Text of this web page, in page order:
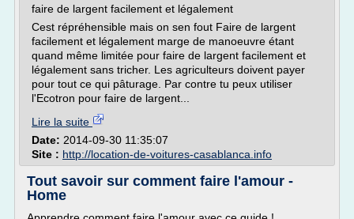
faire de largent facilement et légalement
Cest répréhensible mais on sen fout Faire de largent
facilement et légalement marge de manoeuvre étant
quand même limitée pour faire de largent facilement et
légalement sans tricher. Les agriculteurs doivent payer
pour tout ce qui pâturage. Par contre tu peux utiliser
l'Ecotron pour faire de largent...
Lire la suite
Date: 2014-09-30 11:35:07
Site : http://location-de-voitures-casablanca.info
Tout savoir sur comment faire l'amour -
Home